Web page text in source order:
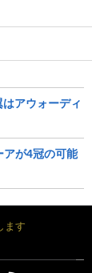
アウォーディ
アが4冠の可能
ます